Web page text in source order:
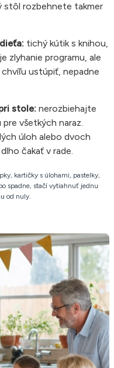
stôl rozbehnete takmer
tichý kútik s knihou,
zlyhanie programu, ale
chvíľu ustúpiť, nepadne
stole: nerozbiehajte
všetkých naraz.
úloh alebo dvoch
čakať v rade.
kartičky s úlohami, pastelky,
spadne, stačí vytiahnuť jednu
od nuly.